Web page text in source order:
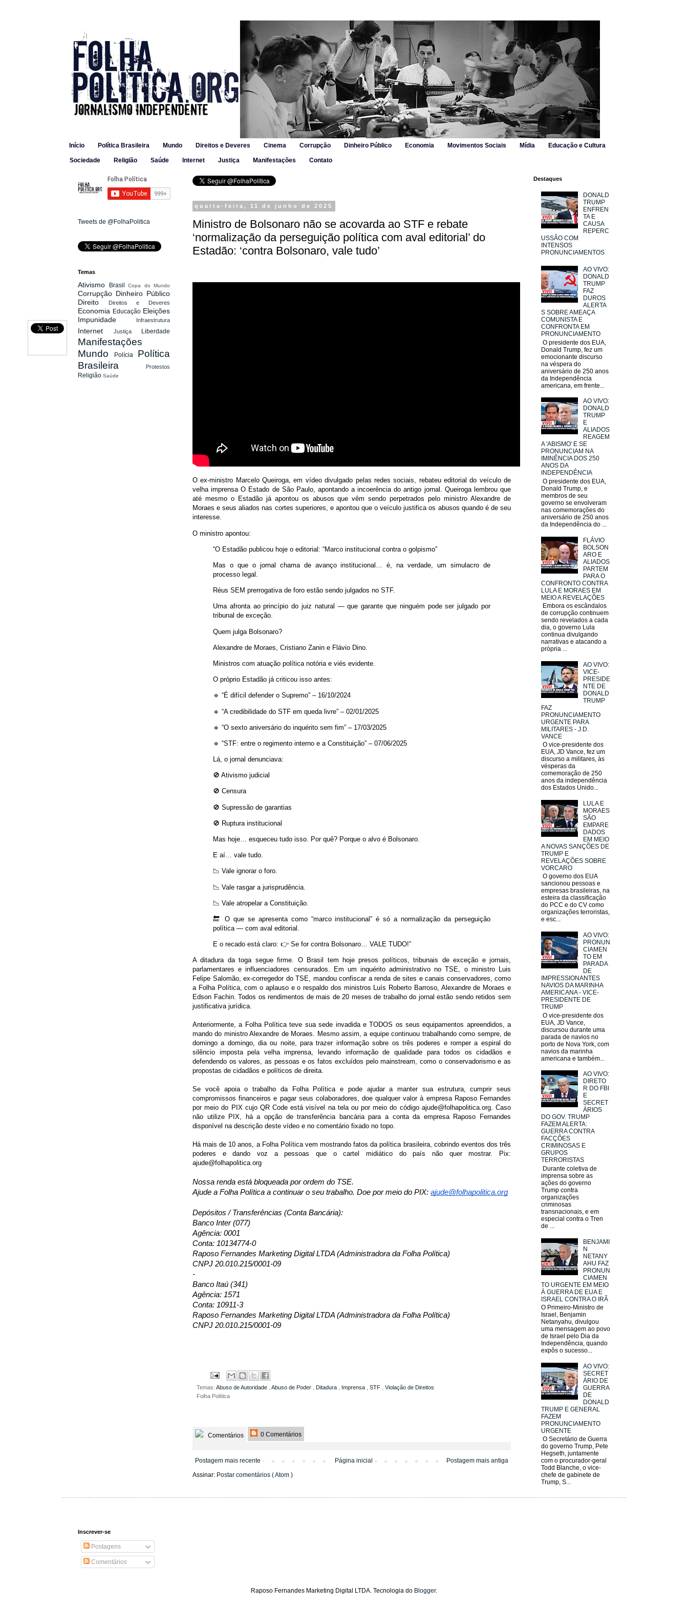
Início Política Brasileira Mundo Direitos e Deveres Cinema Corrupção Dinheiro Público Economia Movimentos Sociais Mídia Educação e Cultura
Sociedade Religião Saúde Internet Justiça Manifestações Contato
quarta-feira, 11 de junho de 2025
Ministro de Bolsonaro não se acovarda ao STF e rebate
‘normalização da perseguição política com aval editorial’ do
Estadão: ‘contra Bolsonaro, vale tudo’
O ex-ministro Marcelo Queiroga, em vídeo divulgado pelas redes sociais, rebateu editorial do veículo de
velha imprensa O Estado de São Paulo, apontando a incoerência do antigo jornal. Queiroga lembrou que
até mesmo o Estadão já apontou os abusos que vêm sendo perpetrados pelo ministro Alexandre de
Moraes e seus aliados nas cortes superiores, e apontou que o veículo justifica os abusos quando é de seu
interesse.
O ministro apontou:
“O Estadão publicou hoje o editorial: “Marco institucional contra o golpismo”
Mas o que o jornal chama de avanço institucional… é, na verdade, um simulacro de
processo legal.
Réus SEM prerrogativa de foro estão sendo julgados no STF.
Uma afronta ao princípio do juiz natural — que garante que ninguém pode ser julgado por
tribunal de exceção.
Quem julga Bolsonaro?
Alexandre de Moraes, Cristiano Zanin e Flávio Dino.
Ministros com atuação política notória e viés evidente.
O próprio Estadão já criticou isso antes:
🔹 “É difícil defender o Supremo” – 16/10/2024
🔹 “A credibilidade do STF em queda livre” – 02/01/2025
🔹 “O sexto aniversário do inquérito sem fim” – 17/03/2025
🔹 “STF: entre o regimento interno e a Constituição” – 07/06/2025
Lá, o jornal denunciava:
🚫 Ativismo judicial
🚫 Censura
🚫 Supressão de garantias
🚫 Ruptura institucional
Mas hoje… esqueceu tudo isso. Por quê? Porque o alvo é Bolsonaro.
E aí… vale tudo.
📉 Vale ignorar o foro.
📉 Vale rasgar a jurisprudência.
📉 Vale atropelar a Constituição.
🔚 O que se apresenta como “marco institucional” é só a normalização da perseguição
política — com aval editorial.
E o recado está claro: 👉 Se for contra Bolsonaro… VALE TUDO!”
A ditadura da toga segue firme. O Brasil tem hoje presos políticos, tribunais de exceção e jornais,
parlamentares e influenciadores censurados. Em um inquérito administrativo no TSE, o ministro Luis
Felipe Salomão, ex-corregedor do TSE, mandou confiscar a renda de sites e canais conservadores, como
a Folha Política, com o aplauso e o respaldo dos ministros Luís Roberto Barroso, Alexandre de Moraes e
Edson Fachin. Todos os rendimentos de mais de 20 meses de trabalho do jornal estão sendo retidos sem
justificativa jurídica.
Anteriormente, a Folha Política teve sua sede invadida e TODOS os seus equipamentos apreendidos, a
mando do ministro Alexandre de Moraes. Mesmo assim, a equipe continuou trabalhando como sempre, de
domingo a domingo, dia ou noite, para trazer informação sobre os três poderes e romper a espiral do
silêncio imposta pela velha imprensa, levando informação de qualidade para todos os cidadãos e
defendendo os valores, as pessoas e os fatos excluídos pelo mainstream, como o conservadorismo e as
propostas de cidadãos e políticos de direita.
Se você apoia o trabalho da Folha Política e pode ajudar a manter sua estrutura, cumprir seus
compromissos financeiros e pagar seus colaboradores, doe qualquer valor à empresa Raposo Fernandes
por meio do PIX cujo QR Code está visível na tela ou por meio do código ajude@folhapolitica.org. Caso
não utilize PIX, há a opção de transferência bancária para a conta da empresa Raposo Fernandes
disponível na descrição deste vídeo e no comentário fixado no topo.
Há mais de 10 anos, a Folha Política vem mostrando fatos da política brasileira, cobrindo eventos dos três
poderes e dando voz a pessoas que o cartel midiático do país não quer mostrar. Pix:
ajude@folhapolitica.org
Nossa renda está bloqueada por ordem do TSE.
Ajude a Folha Política a continuar o seu trabalho. Doe por meio do PIX: ajude@folhapolitica.org
Depósitos / Transferências (Conta Bancária):
Banco Inter (077)
Agência: 0001
Conta: 10134774-0
Raposo Fernandes Marketing Digital LTDA (Administradora da Folha Política)
CNPJ 20.010.215/0001-09
-
Banco Itaú (341)
Agência: 1571
Conta: 10911-3
Raposo Fernandes Marketing Digital LTDA (Administradora da Folha Política)
CNPJ 20.010.215/0001-09
Temas: Abuso de Autoridade Abuso de Poder Ditadura Imprensa STF
Violação de Direitos
Folha Política
Comentários 0 Comentários
Postagem mais recente Postagem mais antiga
Página inicial
Assinar: Postar comentários ( Atom )
Tweets de @FolhaPolitica
Temas
Ativismo Brasil Copa do Mundo
Corrupção Dinheiro Público
Direito
Direitos e Deveres
Economia Educação Eleições
Impunidade
Infraestrutura
Internet Justiça Liberdade
Manifestações
Mundo
Polícia Política
Brasileira
Protestos
Religião Saúde
Destaques
DONALD
TRUMP
ENFREN
TA E
CAUSA
REPERC
USSÃO COM
INTENSOS
PRONUNCIAMENTOS
AO VIVO:
DONALD
TRUMP
FAZ
DUROS
ALERTA
S SOBRE AMEAÇA
COMUNISTA E
CONFRONTA EM
PRONUNCIAMENTO
O presidente dos EUA,
Donald Trump, fez um
emocionante discurso
na véspera do
aniversário de 250 anos
da Independência
americana, em frente...
AO VIVO:
DONALD
TRUMP
E
ALIADOS
REAGEM
A 'ABISMO' E SE
PRONUNCIAM NA
IMINÊNCIA DOS 250
ANOS DA
INDEPENDÊNCIA
O presidente dos EUA,
Donald Trump, e
membros de seu
governo se envolveram
nas comemorações do
aniversário de 250 anos
da Independência do ...
FLÁVIO
BOLSON
ARO E
ALIADOS
PARTEM
PARA O
CONFRONTO CONTRA
LULA E MORAES EM
MEIO A REVELAÇÕES
Embora os escândalos
de corrupção continuem
sendo revelados a cada
dia, o governo Lula
continua divulgando
narrativas e atacando a
própria ...
AO VIVO:
VICE-
PRESIDE
NTE DE
DONALD
TRUMP
FAZ
PRONUNCIAMENTO
URGENTE PARA
MILITARES - J.D.
VANCE
O vice-presidente dos
EUA, JD Vance, fez um
discurso a militares, às
vésperas da
comemoração de 250
anos da independência
dos Estados Unido...
LULA E
MORAES
SÃO
EMPARE
DADOS
EM MEIO
A NOVAS SANÇÕES DE
TRUMP E
REVELAÇÕES SOBRE
VORCARO
O governo dos EUA
sancionou pessoas e
empresas brasileiras, na
esteira da classificação
do PCC e do CV como
organizações terroristas,
e esc...
AO VIVO:
PRONUN
CIAMEN
TO EM
PARADA
DE
IMPRESSIONANTES
NAVIOS DA MARINHA
AMERICANA - VICE-
PRESIDENTE DE
TRUMP
O vice-presidente dos
EUA, JD Vance,
discursou durante uma
parada de navios no
porto de Nova York, com
navios da marinha
americana e também...
AO VIVO:
DIRETO
R DO FBI
E
SECRET
ÁRIOS
DO GOV. TRUMP
FAZEM ALERTA:
GUERRA CONTRA
FACÇÕES
CRIMINOSAS E
GRUPOS
TERRORISTAS
Durante coletiva de
imprensa sobre as
ações do governo
Trump contra
organizações
criminosas
transnacionais, e em
especial contra o Tren
de ...
BENJAMI
N
NETANY
AHU FAZ
PRONUN
CIAMEN
TO URGENTE EM MEIO
À GUERRA DE EUA E
ISRAEL CONTRA O IRÃ
O Primeiro-Ministro de
Israel, Benjamin
Netanyahu, divulgou
uma mensagem ao povo
de Israel pelo Dia da
Independência, quando
expôs o sucesso...
AO VIVO:
SECRET
ÁRIO DE
GUERRA
DE
DONALD
TRUMP E GENERAL
FAZEM
PRONUNCIAMENTO
URGENTE
O Secretário de Guerra
do governo Trump, Pete
Hegseth, juntamente
com o procurador-geral
Todd Blanche, o vice-
chefe de gabinete de
Trump, S...
Inscrever-se
Postagens
Comentários
Raposo Fernandes Marketing Digital LTDA. Tecnologia do Blogger.